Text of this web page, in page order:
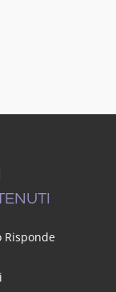
Risponde